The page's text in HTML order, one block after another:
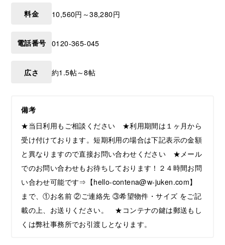
料金 10,560円～38,280円
電話番号 0120-365-045
広さ 約1.5帖～8帖
備考
★当日利用もご相談ください ★利用期間は１ヶ月から
受け付けております。短期利用の場合は下記表示の金額
と異なりますので直接お問い合わせください ★メール
でのお問い合わせもお待ちしております！２４時間お問
い合わせ可能です⇒【hello-contena@w-juken.com】
まで、①お名前 ②ご連絡先 ③希望物件・サイズ をご記
載の上、お送りください。 ★コンテナの鍵は郵送もし
くは弊社事務所でお引渡しとなります。